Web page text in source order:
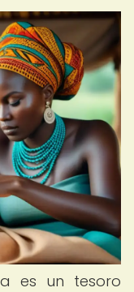
es un tesoro